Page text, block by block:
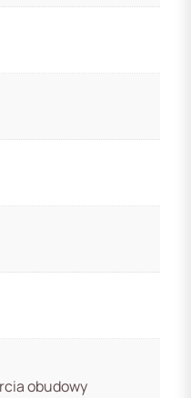
obudowy